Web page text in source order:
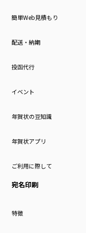
簡単Web見積もり
配送・納期
投函代行
イベント
年賀状の豆知識
年賀状アプリ
ご利用に際して
宛名印刷
特徴